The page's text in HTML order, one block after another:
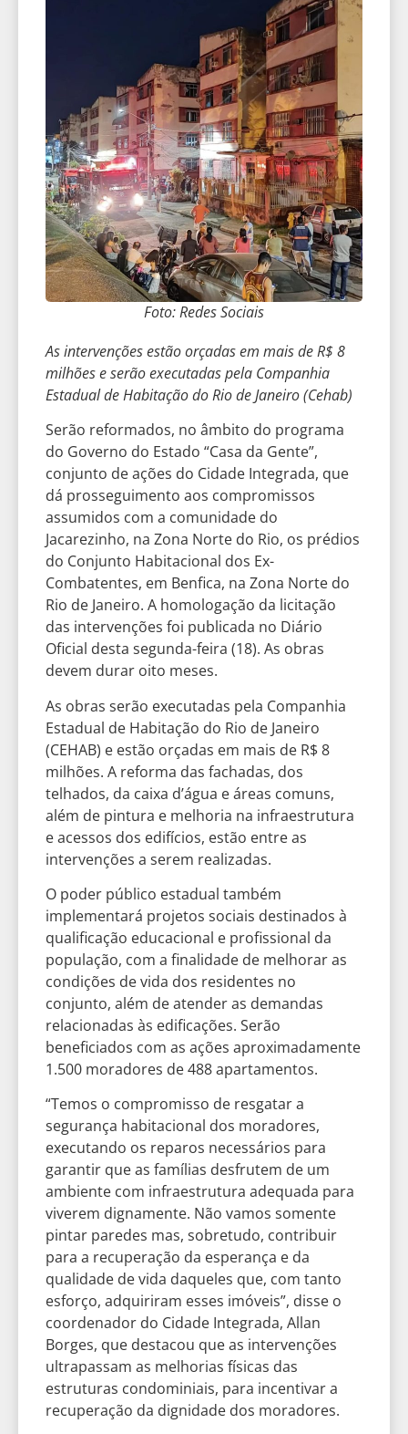
Foto: Redes Sociais
As intervenções estão orçadas em mais de R$ 8
milhões e serão executadas pela Companhia
Estadual de Habitação do Rio de Janeiro (Cehab)
Serão reformados, no âmbito do programa
do Governo do Estado “Casa da Gente”,
conjunto de ações do Cidade Integrada, que
dá prosseguimento aos compromissos
assumidos com a comunidade do
Jacarezinho, na Zona Norte do Rio, os prédios
do Conjunto Habitacional dos Ex-
Combatentes, em Benfica, na Zona Norte do
Rio de Janeiro. A homologação da licitação
das intervenções foi publicada no Diário
Oficial desta segunda-feira (18). As obras
devem durar oito meses.
As obras serão executadas pela Companhia
Estadual de Habitação do Rio de Janeiro
(CEHAB) e estão orçadas em mais de R$ 8
milhões. A reforma das fachadas, dos
telhados, da caixa d’água e áreas comuns,
além de pintura e melhoria na infraestrutura
e acessos dos edifícios, estão entre as
intervenções a serem realizadas.
O poder público estadual também
implementará projetos sociais destinados à
qualificação educacional e profissional da
população, com a finalidade de melhorar as
condições de vida dos residentes no
conjunto, além de atender as demandas
relacionadas às edificações. Serão
beneficiados com as ações aproximadamente
1.500 moradores de 488 apartamentos.
“Temos o compromisso de resgatar a
segurança habitacional dos moradores,
executando os reparos necessários para
garantir que as famílias desfrutem de um
ambiente com infraestrutura adequada para
viverem dignamente. Não vamos somente
pintar paredes mas, sobretudo, contribuir
para a recuperação da esperança e da
qualidade de vida daqueles que, com tanto
esforço, adquiriram esses imóveis”, disse o
coordenador do Cidade Integrada, Allan
Borges, que destacou que as intervenções
ultrapassam as melhorias físicas das
estruturas condominiais, para incentivar a
recuperação da dignidade dos moradores.